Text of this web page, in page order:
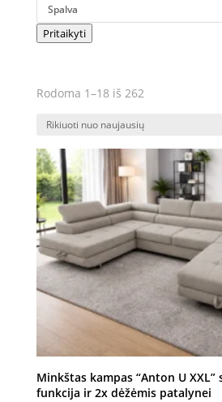
Spalva
Pritaikyti
Rodoma 1–18 iš 262Rūšiuojama
naujausią
Minkštas kampas “Anton U XXL”
funkcija ir 2x dėžėmis patalynei